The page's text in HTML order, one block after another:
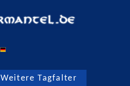
Weitere Tagfalter